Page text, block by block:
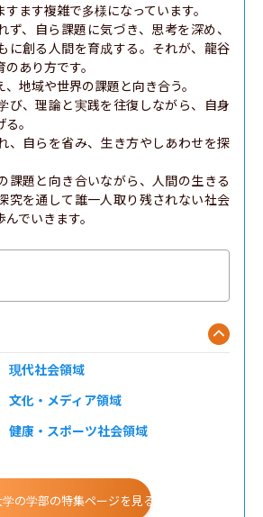
ます複雑で多様になっています。
ず、⾃ら課題に気づき、思考を深め、
に創る⼈間を育成する。それが、⿓⾕
あり⽅です。
地域や世界の課題と向き合う。
び、理論と実践を往復しながら、⾃⾝
。
、⾃らを省み、⽣き⽅やしあわせを探
課題と向き合いながら、人間の生きる
究を通して誰一人取り残されない社会
でいきます。
代社会領域
化・メディア領域
康・スポーツ社会領域
学の学部の特集ページを見る